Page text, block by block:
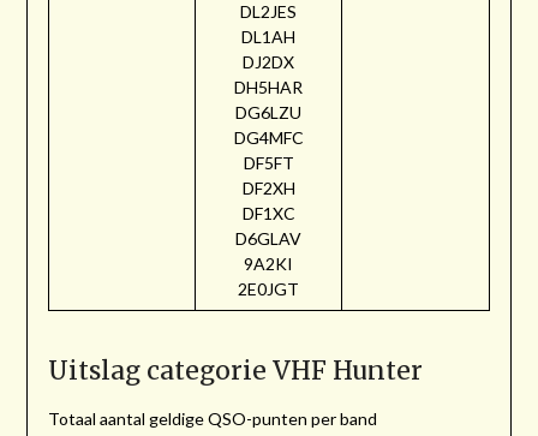
DL2JES
DL1AH
DJ2DX
DH5HAR
DG6LZU
DG4MFC
DF5FT
DF2XH
DF1XC
D6GLAV
9A2KI
2E0JGT
Uitslag categorie VHF Hunter
Totaal aantal geldige QSO-punten per band